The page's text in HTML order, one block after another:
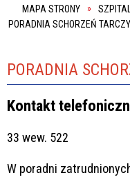
MAPA STRONY SZPITAL
PORADNIA SCHORZEŃ
PORADNIA
Kontakt
33 wew. 522
W poradni